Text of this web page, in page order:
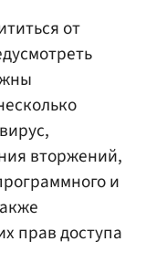
от
вторжений,
и
прав доступа